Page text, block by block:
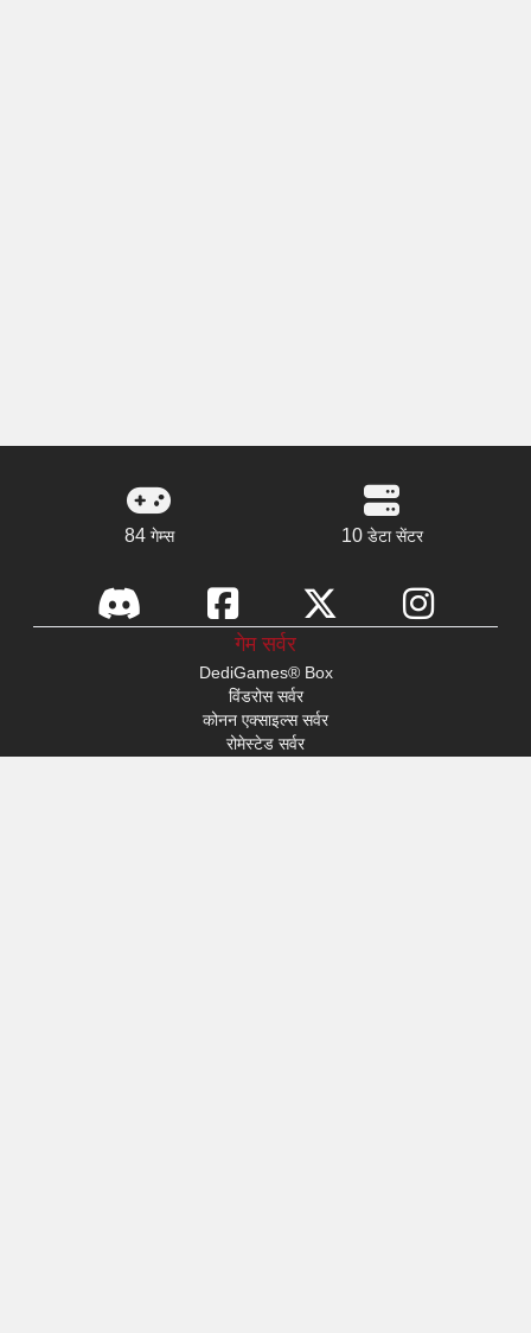
84 गेम्स 10 डेटा सेंटर
गेम सर्वर
DediGames® Box
विंडरोस सर्वर
कोनन एक्साइल्स सर्वर
रोमेस्टेड सर्वर